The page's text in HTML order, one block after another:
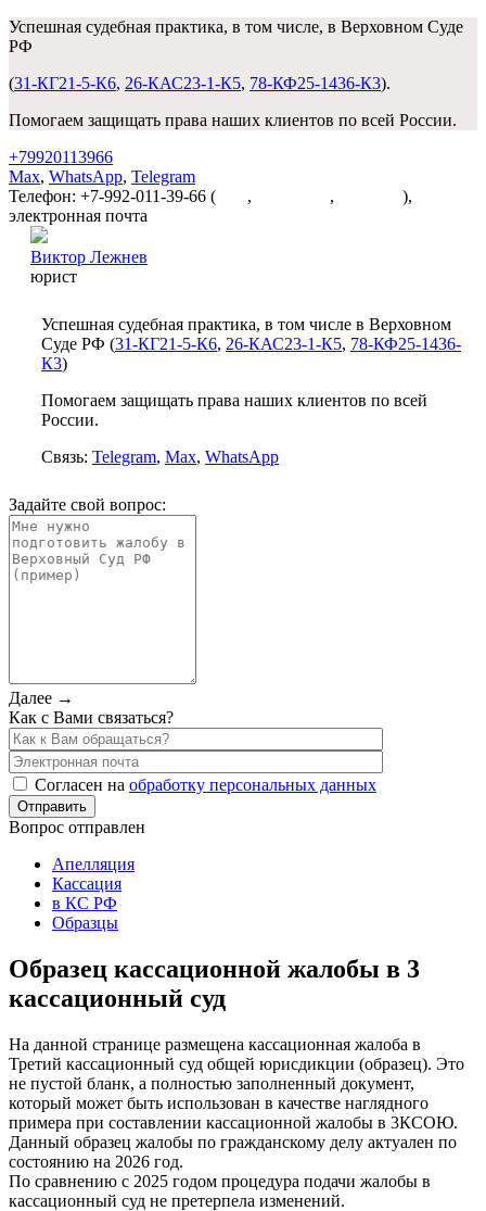
Успешная судебная практика, в том числе, в Верховном Суде
РФ
(31-КГ21-5-К6, 26-КАС23-1-К5, 78-КФ25-1436-К3).
Помогаем защищать права наших клиентов по всей России.
+79920113966
Max, WhatsApp, Telegram
Телефон: +7-992-011-39-66 (
, ,
),
электронная почта
Виктор Лежнев
юрист
Успешная судебная практика, в том числе в Верховном
Суде РФ (31-КГ21-5-К6, 26-КАС23-1-К5, 78-КФ25-1436-
К3)
Помогаем защищать права наших клиентов по всей
России.
Связь: Telegram, Max, WhatsApp
Задайте свой вопрос:
Далее →
Как с Вами связаться?
Согласен на обработку персональных данных
Вопрос отправлен
Апелляция
Кассация
в КС РФ
Образцы
Образец кассационной жалобы в 3
кассационный суд
На данной странице размещена кассационная жалоба в
Третий кассационный суд общей юрисдикции (образец). Это
не пустой бланк, а полностью заполненный документ,
который может быть использован в качестве наглядного
примера при составлении кассационной жалобы в 3КСОЮ.
Данный образец жалобы по гражданскому делу актуален по
состоянию на 2026 год.
По сравнению с 2025 годом процедура подачи жалобы в
кассационный суд не претерпела изменений.